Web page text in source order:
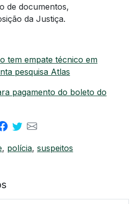
de documentos,
da Justiça.
tem empate técnico em
pesquisa Atlas
pagamento do boleto do
, polícia, suspeitos